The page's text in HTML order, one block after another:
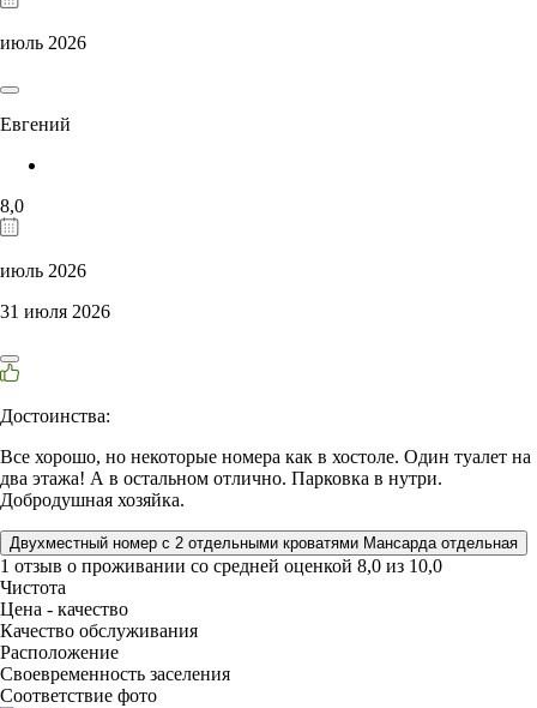
июль 2026
Евгений
8,0
июль 2026
31 июля 2026
Достоинства:
Все хорошо, но некоторые номера как в хостоле. Один туалет на
два этажа! А в остальном отлично. Парковка в нутри.
Добродушная хозяйка.
Двухместный номер с 2 отдельными кроватями Мансарда отдельная
1 отзыв о проживании со средней оценкой 8,0 из 10,0
Чистота
Цена - качество
Качество обслуживания
Расположение
Своевременность заселения
Соответствие фото